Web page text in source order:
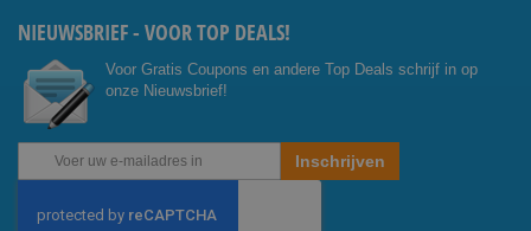
NIEUWSBRIEF - VOOR TOP DEALS!
Voor Gratis Coupons en andere Top Deals schrijf in op
onze Nieuwsbrief!
Abonneer
onze
Inschrijven